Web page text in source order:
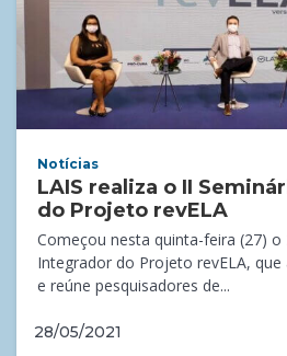
Notícias
LAIS realiza o II
do Projeto revELA
Começou nesta quinta-feira (27) o
Integrador do Projeto revELA,
e reúne pesquisadores de...
28/05/2021